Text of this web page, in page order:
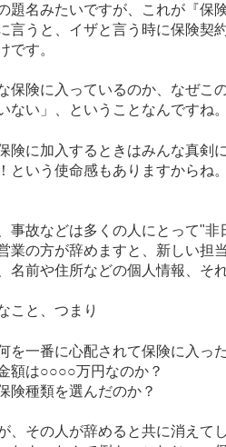
題名みたいですが、これが『保
言うと、イザと言う時に保険契
です。
保険に入っているのか、なぜこ
ない」、ということなんですね。
険に加入するときはみんな真剣
という使命感もありますからね
事故などは多くの人にとって"
業の方が辞めますと、新しい担
名前や住所などの個人情報、そ
こと、つまり
を一番に心配されて保険に入っ
額は○○○○万円なのか？
険種類を選んだのか？
、その人が辞めると共に消えて